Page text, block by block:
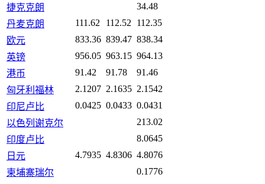
捷克克朗
34.48
丹麦克朗
111.62 112.52
112.35
欧元
833.36 839.47 838.34
英镑
956.05 963.15 964.13
港币
91.42 91.78
91.46
匈牙利福林
2.1207 2.1635 2.1542
印尼卢比
0.0425 0.0433 0.0431
以色列谢克尔
213.02
印度卢比
8.0645
日元
4.7935 4.8306 4.8076
柬埔寨瑞尔
0.1776